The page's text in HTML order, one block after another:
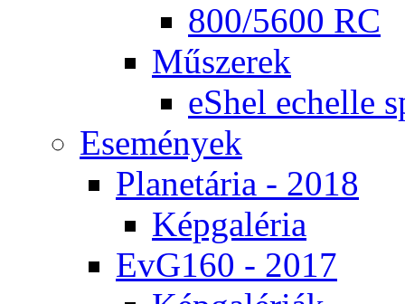
800/5600 RC
Mű­sze­rek
eS­hel echel­le
Ese­mé­nyek
Pla­ne­tá­ria - 2018
Kép­ga­lé­ria
EvG160 - 2017